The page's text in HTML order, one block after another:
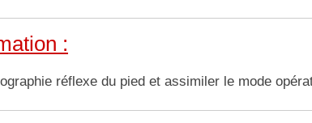
:
réflexe du pied et assimiler le mode